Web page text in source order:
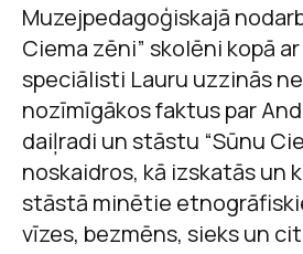
Muzejpedagoģiskajā
Ciema zēni” skolēni kopā
speciālisti Lauru uzzinās
nozīmīgākos faktus par
daiļradi un stāstu “Sūnu
noskaidros, kā izskatās un
stāstā minētie
vīzes, bezmēns, sieks un